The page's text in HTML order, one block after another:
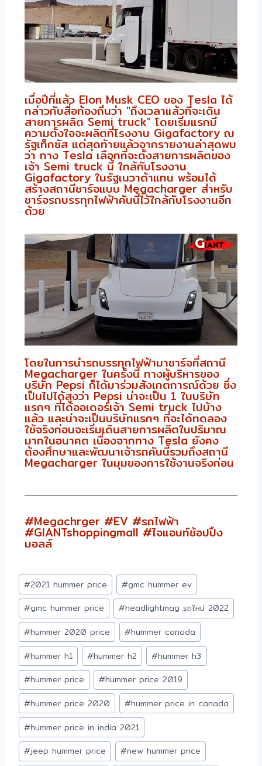
เมื่อปีที่แล้ว Elon Musk CEO ของ Tesla ได้
กล่าวกับสื่อท้องถิ่นว่า "ถึงเวลาแล้วที่จะเดิน
สายการผลิต Semi truck" โดยเริ่มแรกมี
ความตั้งใจจะผลิตที่โรงงาน Gigafactory ณ
รัฐเท็กซัส แต่สุดท้ายแล้วจากรายงานล่าสุดพบ
ว่า ทาง Tesla เลือกที่จะตั้งสายการผลิตของ
เจ้า Semi truck นี้ ใกล้กับโรงงาน
Gigafactory ในรัฐเนวาด้าแทน พร้อมได้
สร้างสถานีชาร์จแบบ Megacharger สำหรับ
ชาร์จรถบรรทุกไฟฟ้าคันนี้ไว้ใกล้กับโรงงานอีก
ด้วย
โดยในการนำรถบรรทุกไฟฟ้ามาชาร์จที่สถานี
Megacharger ในครั้งนี้ ทางผู้บริหารของ
บริษัท Pepsi ก็ได้มาร่วมสังเกตการณ์ด้วย ซึ่ง
เป็นไปได้สูงว่า Pepsi น่าจะเป็น 1 ในบริษัท
แรกๆ ที่ได้ออเดอร์เจ้า Semi truck ไปบ้าง
แล้ว และน่าจะเป็นบริษัทแรกๆ ที่จะได้ทดลอง
ใช้จริงก่อนจะเริ่มเดินสายการผลิตในปริมาณ
มากในอนาคต เนื่องจากทาง Tesla ยังคง
ต้องศึกษาและพัฒนาเจ้ารถคันนี้รวมถึงสถานี
Megacharger ในมุมของการใช้งานจริงก่อน
#Megachrger #EV #รถไฟฟ้า
#GIANTshoppingmall #ไจแอนท์ช้อปปิ้ง
มอลล์
#2021 hummer price #gmc hummer ev
#gmc hummer price #headlightmag รถใหม่ 2022
#hummer 2020 price #hummer canada
#hummer h1 #hummer h2 #hummer h3
#hummer price #hummer price 2019
#hummer price 2020 #hummer price in canada
#hummer price in india 2021
#jeep hummer price #new hummer price